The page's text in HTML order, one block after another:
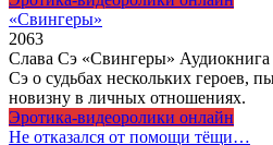
«Свингеры»
2063
Слава Сэ «Свингеры»
Сэ о судьбах нескольких героев,
новизну в личных отношениях.
Эротика-видеоролики онлайн
Не отказался от помощи тёщи…